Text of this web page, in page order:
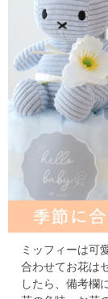
ミッフィーは可
合わせてお花は
したら、備考欄